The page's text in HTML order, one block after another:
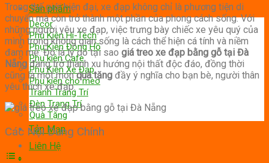
Sản phẩm
Decor
Phụ Kiện Hi-Tech
Phụ Kiện Đồng Hồ
Phụ kiện Cafe
Phụ Kiện Xe Đạp
Phụ kiện chó mèo
Tranh Trang Trí
Đèn Trang Trí
Quà Tặng
Tản Mạn
Liên Hệ
Trong thế giới hiện đại, xe đạp không chỉ là phương tiện di
chuyển mà còn trở thành một phần của phong cách sống. Với
những người yêu xe đạp, việc trưng bày chiếc xe yêu quý của
mình trong không gian sống là cách thể hiện cá tính và niềm
đam mê. Đó là lý do tại sao giá treo xe đạp bằng gỗ tại Đà
Nẵng đang trở thành xu hướng nội thất độc đáo, đồng thời
cũng là một mónquà tặng đầy ý nghĩa cho bạn bè, người thân
yêu thích xe đạp.
Các Nội Dung Chính